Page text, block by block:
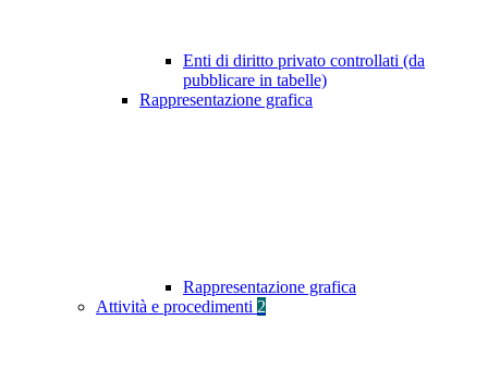
Enti di diritto privato controllati (da
pubblicare in tabelle)
Rappresentazione grafica
Rappresentazione grafica
Attività e procedimenti 2